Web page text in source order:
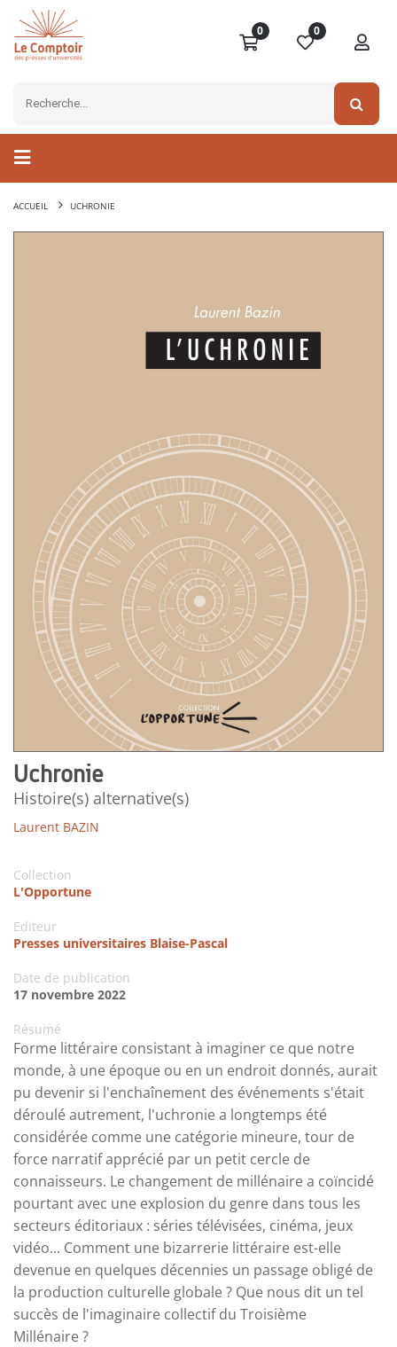
0 0
ACCUEIL UCHRONIE
Uchronie
Histoire(s) alternative(s)
Laurent BAZIN
Collection
L'Opportune
Editeur
Presses universitaires Blaise-Pascal
Date de publication
17 novembre 2022
Résumé
Forme littéraire consistant à imaginer ce que notre
monde, à une époque ou en un endroit donnés, aurait
pu devenir si l'enchaînement des événements s'était
déroulé autrement, l'uchronie a longtemps été
considérée comme une catégorie mineure, tour de
force narratif apprécié par un petit cercle de
connaisseurs. Le changement de millénaire a coïncidé
pourtant avec une explosion du genre dans tous les
secteurs éditoriaux : séries télévisées, cinéma, jeux
vidéo... Comment une bizarrerie littéraire est-elle
devenue en quelques décennies un passage obligé de
la production culturelle globale ? Que nous dit un tel
succès de l'imaginaire collectif du Troisième
Millénaire ?